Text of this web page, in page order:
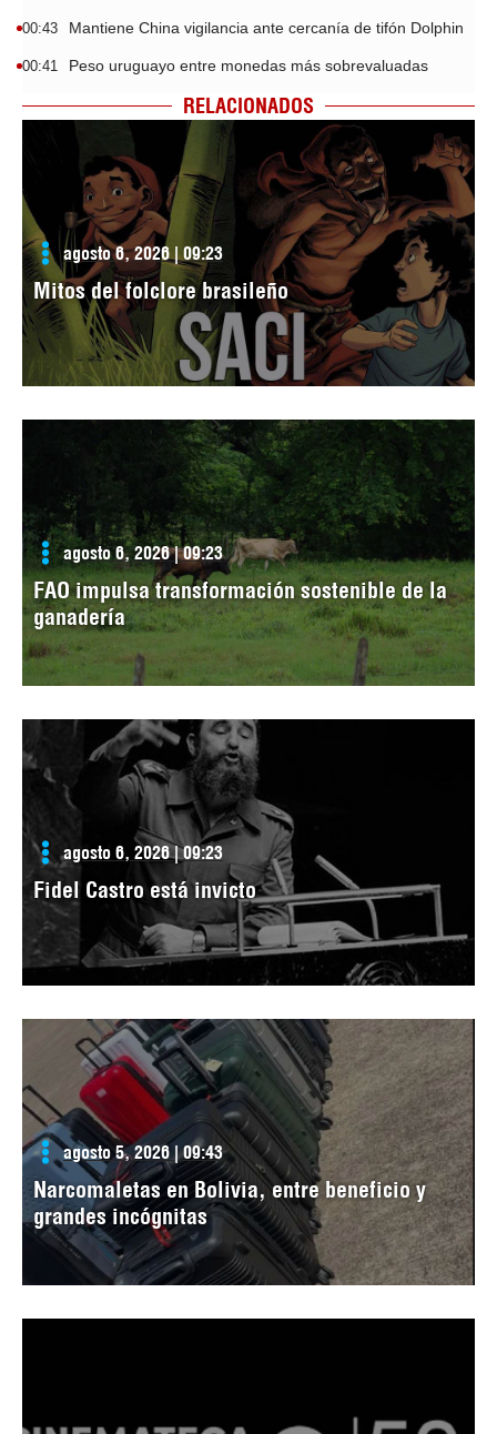
00:43 Mantiene China vigilancia ante cercanía de tifón Dolphin
00:41 Peso uruguayo entre monedas más sobrevaluadas
RELACIONADOS
agosto 6, 2026 | 09:23
Mitos del folclore brasileño
agosto 6, 2026 | 09:23
FAO impulsa transformación sostenible de la
ganadería
agosto 6, 2026 | 09:23
Fidel Castro está invicto
agosto 5, 2026 | 09:43
Narcomaletas en Bolivia, entre beneficio y
grandes incógnitas